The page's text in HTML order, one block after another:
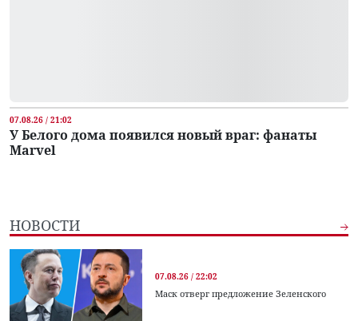
07.08.26 / 21:02
У Белого дома появился новый враг: фанаты
Marvel
НОВОСТИ
07.08.26 / 22:02
Маск отверг предложение Зеленского